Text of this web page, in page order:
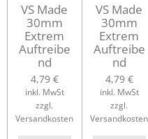
VS Made
30mm
Extrem
Auftreibe
nd
4,79 €
inkl. MwSt
zzgl.
Versandkosten
VS Made
30mm
Extrem
Auftreibe
nd
4,79 €
inkl. MwSt
zzgl.
Versandkosten